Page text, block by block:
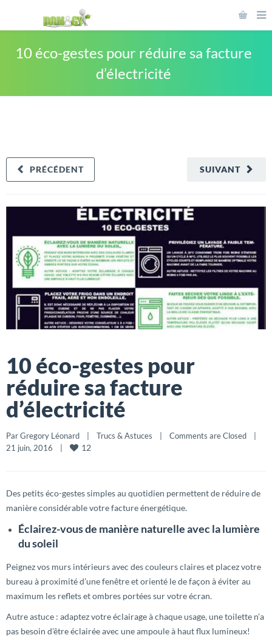
10 éco-gestes pour réduire sa facture
d’électricité
SUIVANT
PRÉCÉDENT
10 éco-gestes pour
réduire sa facture
d’électricité
Par Gregory Léonard | Trucs & Astuces | Comments are Closed
|
21 juin, 2016 | 12
Des petits éco-gestes simples au quotidien permettent de réduire de
manière considérable votre facture énergétique.
Éclairez-vous de manière naturelle avec la lumière
du soleil
Peignez vos murs intérieurs avec des couleurs claires et placez votre
bureau à proximité d’une fenêtre et orienté le de façon à éviter au
maximum les reflets et ombres portées sur votre écran.
Autre astuce : adaptez votre éclairage à chaque usage, une toilette n’a
pas besoin d’être éclairée avec une ampoule à haut flux lumineux!